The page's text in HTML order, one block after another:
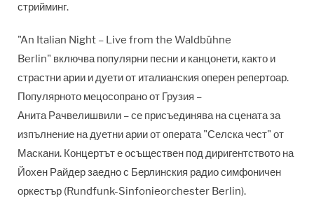
стрийминг.
"An Italian Night – Live from the Waldbühne
Berlin" включва популярни песни и канцонети, както и
страстни арии и дуети от италианския оперен репертоар.
Популярното мецосопрано от Грузия –
Анита Рачвелишвили – се присъединява на сцената за
изпълнение на дуетни арии от операта "Селска чест" от
Маскани. Концертът е осъществен под диригентството на
Йохен Райдер заедно с Берлинския радио симфоничен
оркестър (Rundfunk-Sinfonieorchester Berlin).